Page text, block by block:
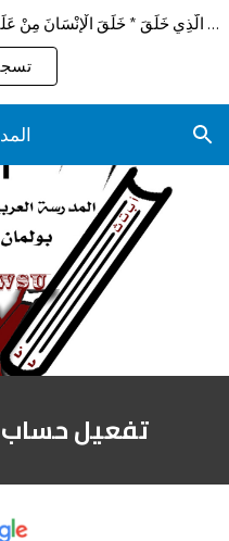
Skip to navigation
اقْرَأْ بِاسْمِ رَبِّكَ الَّذِي خَلَقَ * خَلَقَ الْإِنْسَانَ مِنْ عَلَقٍ * اقْرَأْ وَرَبُّكَ الْأَكْرَمُ * الَّذِي عَلَّمَ بِالْقَلَمِ
تفعيل حساب